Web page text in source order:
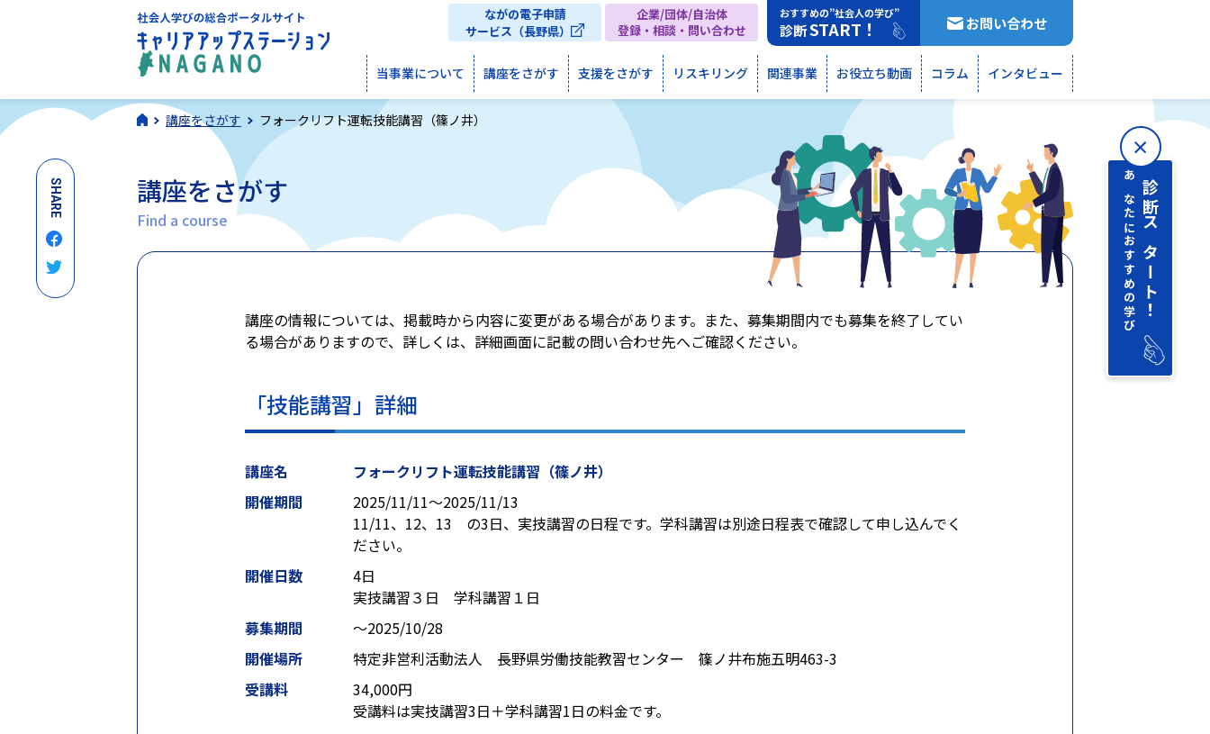
当事業について 講座をさがす 支援をさがす リスキリング 関連事業 お役立ち動画 コラム インタビュー
おすすめの”社会人の学び”
診断START！
企業/団体/自治体
登録・相談・問い合わせ
ながの電子申請
サービス（長野県）
お問い合わせ
講座をさがす フォークリフト運転技能講習（篠ノ井）
講座をさがす
Find a course
講座の情報については、掲載時から内容に変更がある場合があります。また、募集期間内でも募集を終了してい
る場合がありますので、詳しくは、詳細画面に記載の問い合わせ先へご確認ください。
「技能講習」詳細
講座名
フォークリフト運転技能講習（篠ノ井）
開催期間
2025/11/11〜2025/11/13
11/11、12、13 の3日、実技講習の日程です。学科講習は別途日程表で確認して申し込んでく
ださい。
開催日数
4日
実技講習３日 学科講習１日
募集期間
〜2025/10/28
開催場所
特定非営利活動法人 長野県労働技能教習センター 篠ノ井布施五明463-3
受講料
34,000円
受講料は実技講習3日＋学科講習1日の料金です。
SHARE あなたにおすすめの学び診断 スタート！